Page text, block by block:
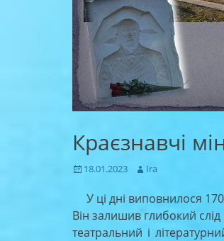
Краєзнавчі
Posted
18.01.2023 Author
Ira
У ці дні виповнилося
Він залишив глибокий слід
театральний і